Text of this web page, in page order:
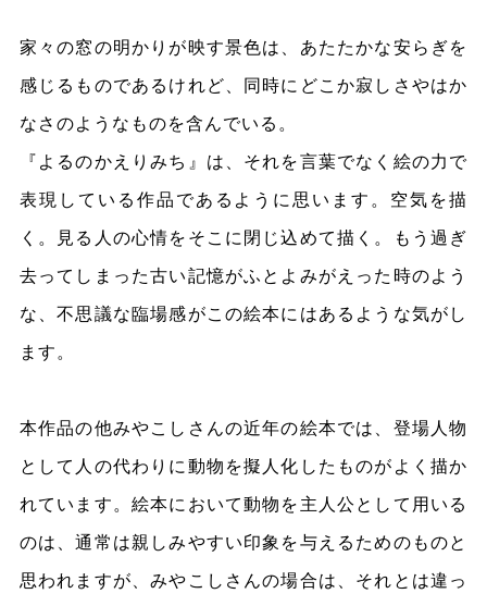
家々の窓の明かりが映す景色は、あたたかな安らぎを
感じるものであるけれど、同時にどこか寂しさやはか
なさのようなものを含んでいる。
『よるのかえりみち』は、それを言葉でなく絵の力で
表現している作品であるように思います。空気を描
く。見る人の心情をそこに閉じ込めて描く。もう過ぎ
去ってしまった古い記憶がふとよみがえった時のよう
な、不思議な臨場感がこの絵本にはあるような気がし
ます。
本作品の他みやこしさんの近年の絵本では、登場人物
として人の代わりに動物を擬人化したものがよく描か
れています。絵本において動物を主人公として用いる
のは、通常は親しみやすい印象を与えるためのものと
思われますが、みやこしさんの場合は、それとは違っ